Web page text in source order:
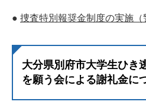
● 捜査特別報奨金制度の実施（
大分県別府市大学生ひき
を願う会による謝礼金に